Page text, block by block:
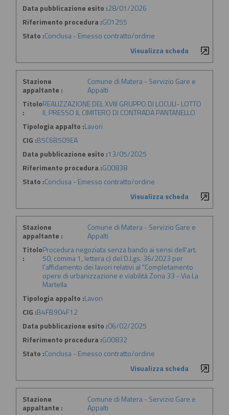
Data pubblicazione esito :28/01/2026
Riferimento procedura :G01255
Stato :Conclusa - Emesso contratto/ordine
Visualizza scheda
Stazione
appaltante :
Comune di Matera - Servizio Gare e
Appalti
Titolo
:
REALIZZAZIONE DEL XVIII GRUPPO DI LOCULI- LOTTO
II, PRESSO IL CIMITERO DI CONTRADA PANTANELLO
Tipologia appalto :Lavori
CIG :B5C6B509EA
Data pubblicazione esito :13/05/2025
Riferimento procedura :G00838
Stato :Conclusa - Emesso contratto/ordine
Visualizza scheda
Stazione
appaltante :
Comune di Matera - Servizio Gare e
Appalti
Titolo
:
Procedura negoziata senza bando ai sensi dell'art.
50, comma 1, lettera c) del D.Lgs. 36/2023 per
l'affidamento dei lavori relativi al "Completamento
opere di urbanizzazione e viabilità Zona 33 - Via La
Martella
Tipologia appalto :Lavori
CIG :B4FB904F12
Data pubblicazione esito :06/02/2025
Riferimento procedura :G00832
Stato :Conclusa - Emesso contratto/ordine
Visualizza scheda
Stazione
appaltante :
Comune di Matera - Servizio Gare e
Appalti